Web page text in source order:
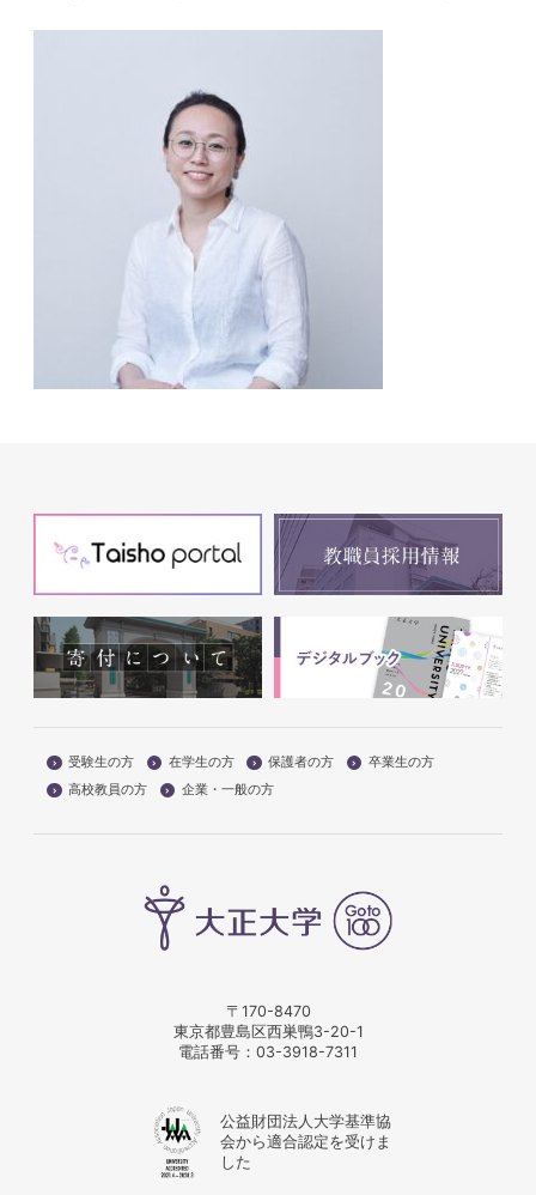
受験生の方 在学生の方 保護者の方
卒業生の方
高校教員の方
企業・一般の方
〒170-8470
東京都豊島区西巣鴨3-20-1
電話番号： 03-3918-7311
公益財団法人大学基準協
会から適合認定を受けま
した